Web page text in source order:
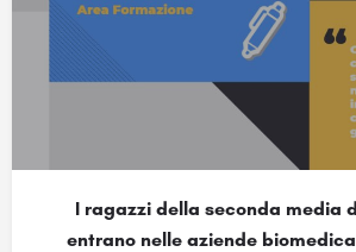
I ragazzi della seconda media
entrano nelle aziende